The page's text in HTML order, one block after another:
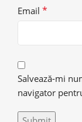
Email *
Salvează-mi
navigator